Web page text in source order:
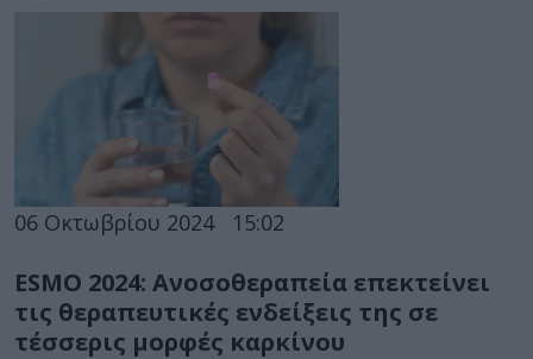
06 Οκτωβρίου 2024 15:02
ESMO 2024: Ανοσοθεραπεία επεκτείνει
τις θεραπευτικές ενδείξεις της σε
τέσσερις μορφές καρκίνου